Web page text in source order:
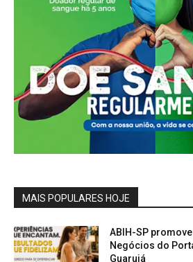
MAIS POPULARES HOJE
ABIH-SP
Negócios do
Guarujá